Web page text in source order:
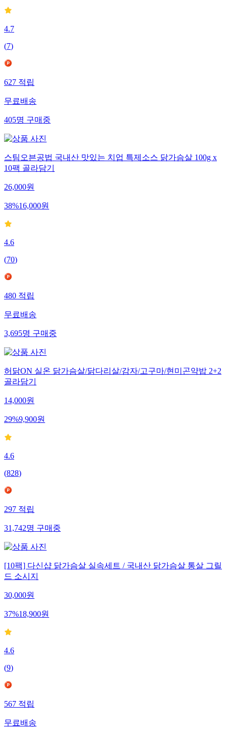
4.7
(7)
627적립
무료배송
405명구매중
스팀오븐공법 국내산 맛있는 치업 특제소스 닭가슴살 100g x
10팩 골라담기
26,000원
38%16,000원
4.6
(70)
480적립
무료배송
3,695명구매중
허닭ON 실온 닭가슴살/닭다리살/감자/고구마/현미곤약밥 2+2
골라담기
14,000원
29%9,900원
4.6
(828)
297적립
31,742명구매중
[10팩] 다신샵 닭가슴살 실속세트 / 국내산 닭가슴살 통살 그릴
드 소시지
30,000원
37%18,900원
4.6
(9)
567적립
무료배송